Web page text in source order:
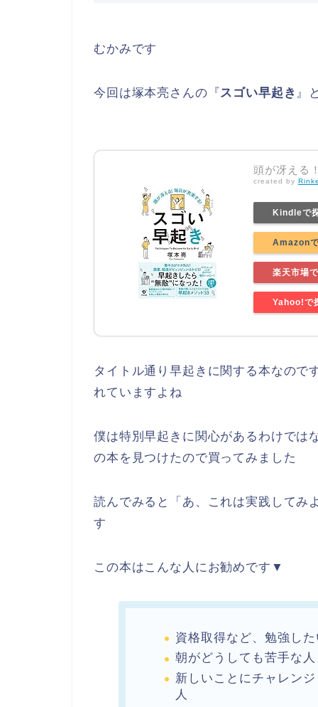
むかみです
今回は塚本亮さんの『 スゴい早起き 』
頭が冴える
created by
Kindleで
Amazon
楽天市場
Yahoo!で
タイトル通り早起きに関する本なので
れていますよね
僕は特別早起きに関心があるわけでは
の本を見つけたので買ってみました
読んでみると「あ、これは実践してみ
す
この本はこんな人にお勧めです▼
資格取得など、勉強し
朝がどうしても苦手な人
新しいことにチャレン
人